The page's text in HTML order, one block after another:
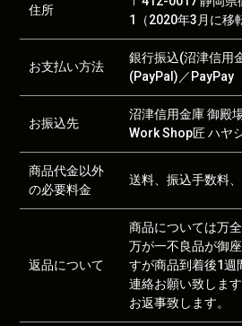
住所
1（2020年3月に移
お支払い方法
銀行振込(沼津信用
(PayPal)／PayPay
お振込先
沼津信用金庫 御殿
Work Shop匠 ハヤ
商品代金以外
の必要料金
送料、振込手数料
返品について
商品については万
万が一不良品が御
すが商品到着後1週
連絡お願い致しま
お返事致します。